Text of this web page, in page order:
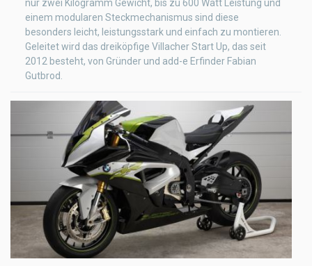
nur zwei Kilogramm Gewicht, bis zu 600 Watt Leistung und
einem modularen Steckmechanismus sind diese
besonders leicht, leistungsstark und einfach zu montieren.
Geleitet wird das dreiköpfige Villacher Start Up, das seit
2012 besteht, von Gründer und add-e Erfinder Fabian
Gutbrod.